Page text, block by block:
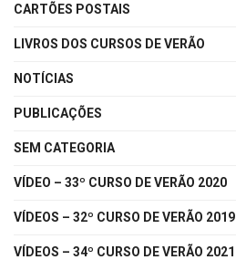
CARTÕES POSTAIS
LIVROS DOS CURSOS DE VERÃO
NOTÍCIAS
PUBLICAÇÕES
SEM CATEGORIA
VÍDEO – 33º CURSO DE VERÃO 2020
VÍDEOS – 32º CURSO DE VERÃO 2019
VÍDEOS – 34º CURSO DE VERÃO 2021